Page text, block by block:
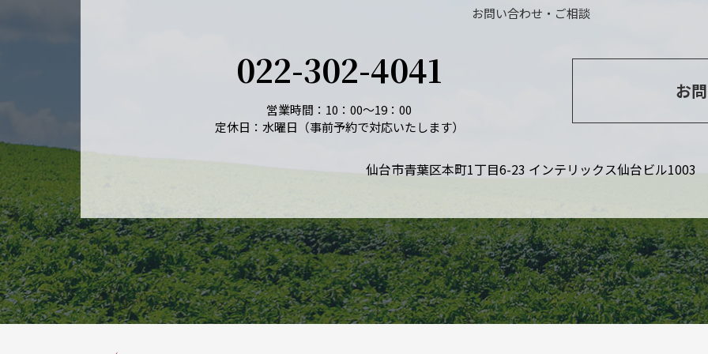
お問い合わせ・ご相談
022-302-4041
営業時間：10：00～19：00
定休日：水曜日（事前予約で対応いたします）
お
仙台市青葉区本町1丁目6-23 インテリックス仙台ビル1003